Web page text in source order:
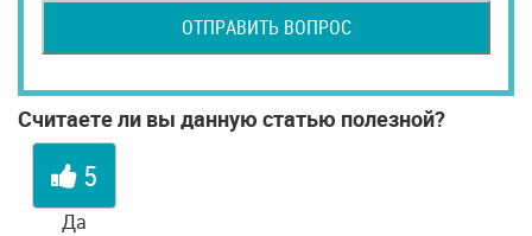
ОТПРАВИТЬ ВОПРОС
Считаете ли вы данную статью полезной?
5
Да